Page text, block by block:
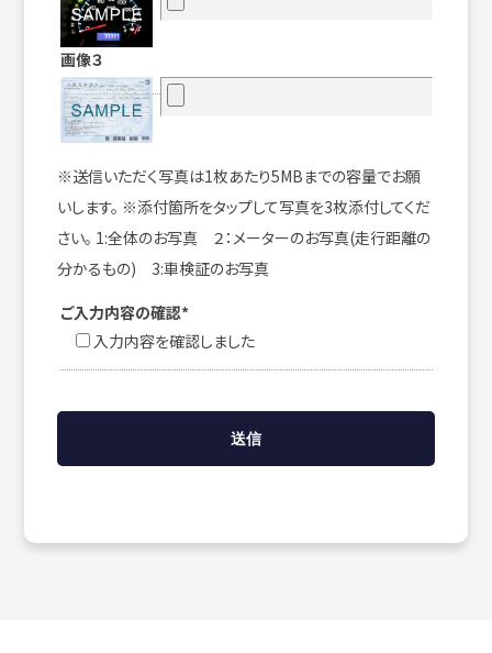
画像３
※送信いただく写真は1枚あたり5MBまでの容量でお願
いします。 ※添付箇所をタップして写真を3枚添付してくだ
さい。 1:全体のお写真 ２：メーターのお写真(走行距離の
分かるもの) 3:車検証のお写真
ご入力内容の確認*
入力内容を確認しました